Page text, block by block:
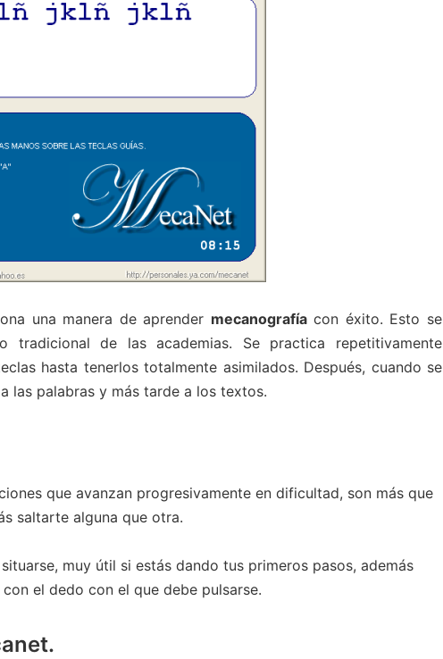
una manera de aprender mecanografíacon éxito. Esto se
de las academias. Se practica repetitivamente
hasta tenerlos totalmente asimilados. Después, cuando se
las palabras y más tarde a los textos.
que avanzan progresivamente en dificultad, son más que
saltarte alguna que otra.
muy útil si estás dando tus primeros pasos, además
el dedo con el que debe pulsarse.